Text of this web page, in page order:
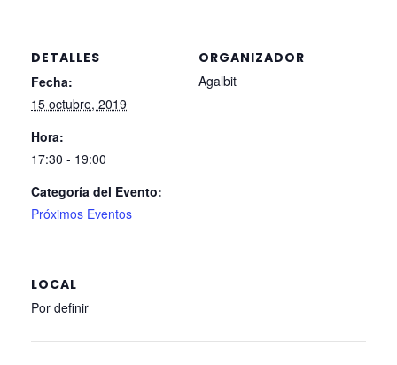
DETALLES
Fecha:
15 octubre, 2019
Hora:
17:30 - 19:00
Categoría del Evento:
Próximos Eventos
ORGANIZADOR
Agalbit
LOCAL
Por definir